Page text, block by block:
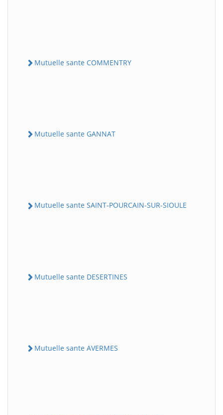
Mutuelle sante COMMENTRY
Mutuelle sante GANNAT
Mutuelle sante SAINT-POURCAIN-SUR-SIOULE
Mutuelle sante DESERTINES
Mutuelle sante AVERMES